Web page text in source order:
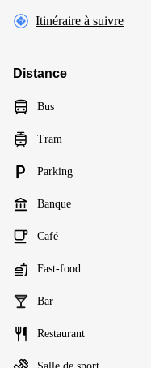
Itinéraire à suivre
Distance
Bus
Tram
Parking
Banque
Café
Fast-food
Bar
Restaurant